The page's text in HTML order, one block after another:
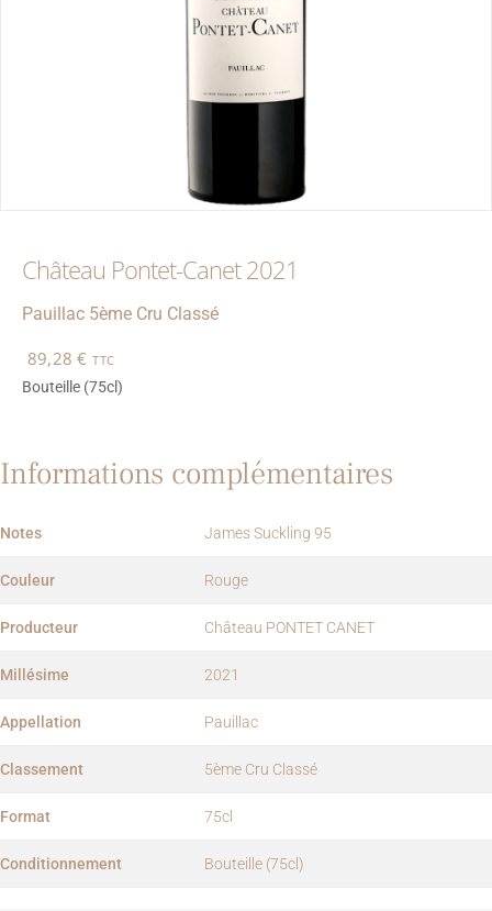
Château Pontet-Canet 2021
Pauillac 5ème Cru Classé
89,28€ TTC
Bouteille (75cl)
Informations complémentaires
Notes James Suckling 95
Couleur Rouge
Producteur Château PONTET CANET
Millésime 2021
Appellation Pauillac
Classement 5ème Cru Classé
Format 75cl
Conditionnement Bouteille (75cl)